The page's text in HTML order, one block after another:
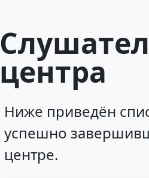
центра
Ниже приведён
успешно
центре.